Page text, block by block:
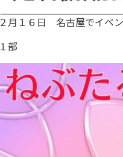
２月１６日 名古屋でイベ
１部